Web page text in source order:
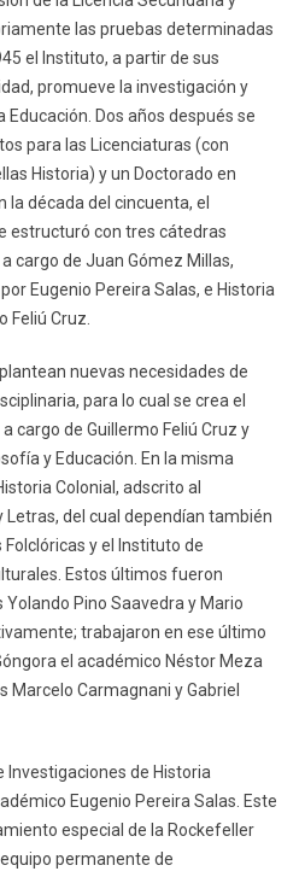
las pruebas determinadas
el Instituto, a partir de sus
promueve la investigación y
Educación. Dos años después se
para las Licenciaturas (con
Historia) y un Doctorado en
la década del cincuenta, el
estructuró con tres cátedras
cargo de Juan Gómez Millas,
Eugenio Pereira Salas, e Historia
Feliú Cruz.
nuevas necesidades de
para lo cual se crea el
cargo de Guillermo Feliú Cruz y
y Educación. En la misma
Colonial, adscrito al
del cual dependían también
y el Instituto de
Estos últimos fueron
Pino Saavedra y Mario
trabajaron en ese último
el académico Néstor Meza
Marcelo Carmagnani y Gabriel
Investigaciones de Historia
Eugenio Pereira Salas. Este
especial de la Rockefeller
permanente de